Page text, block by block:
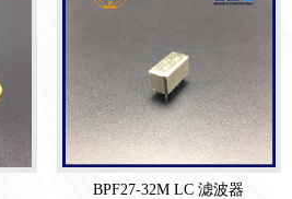
BPF27-32M LC 滤波器